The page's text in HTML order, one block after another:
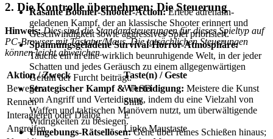
Rasante Boomer-Shooter-Action:Erlebe adrenalin-
geladenen Kampf, der an klassische Shooter erinnert und
Geschwindigkeit sowie aggressives Spiel priorisiert.
Spannungsgeladene Survival-Horror-Atmosphäre:
Tauche ein in eine wirklich beunruhigende Welt, in der jeder
Schatten und jedes Geräusch zu einem allgegenwärtigen
Gefühl der Furcht beiträgt.
Strategischer Kampf & Verteidigung: Meistere die Kunst
von Angriff und Verteidigung, indem du eine Vielzahl von
Waffen und taktischen Manövern nutzt, um überwältigende
Widrigkeiten zu besiegen.
Umgebungs-Rätsellösen:Gehe über reines Schießen hinaus;
2. Die Kontrolle übernehmen: Die Steuerung
Hinweis: Dies sind die Standardsteuerungen für dieses Spieltyp auf
PC-Browser mit Tastatur/Maus. Die tatsächlichen Steuerungen
können leicht abweichen.
Aktion / Zweck
Taste(n) / Geste
Bewegen
WASD
Rennen
Shift
Interagieren oder Dialog
E
Angreifen
Linke Maustaste